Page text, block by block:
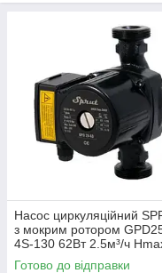
Насос циркуляційний
з мокрим ротором
4S-130 62Вт 2.5м³/ч
1/2" DG-92285
Готово до відправки